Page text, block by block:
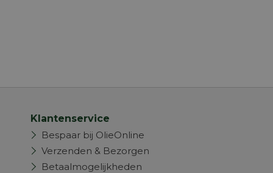
Klantenservice
Bespaar bij OlieOnline
Verzenden & Bezorgen
Betaalmogelijkheden